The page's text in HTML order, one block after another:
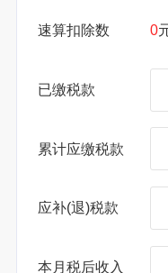
速算扣除数 0
已缴税款
累计应缴税款
应补(退)税款
本月税后收入